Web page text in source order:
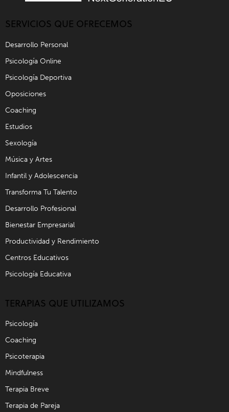
SERVICIOS QUE OFRECEMOS
Desarrollo Personal
Psicología Online
Psicología Deportiva
Oposiciones
Coaching
Estudios
Sexología
Música y Artes
Infantil y Adolescencia
Transforma Tu Talento
Desarrollo Profesional
Bienestar Empresarial
Productividad y Rendimiento
Centros Educativos
Psicología Educativa
TERAPIAS QUE UTILIZAMOS
Psicología
Coaching
Psicoterapia
Mindfulness
Terapia Breve
Terapia de Pareja